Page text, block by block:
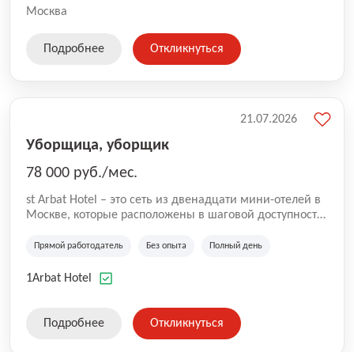
Москва
Подробнее Откликнуться
Уборщица, уборщик
78 000 руб./мес.
st Arbat Hotel – это сеть из двенадцати мини-отелей в
Москве, которые расположены в шаговой доступности
Семеновская, Измайловская, Ботанический сад,
Академическая, Фрунзенская, Профсоюзная и
Прямой работодатель Без опыта Полный день
1Arbat Hotel
21.07.2026
Подробнее Откликнуться